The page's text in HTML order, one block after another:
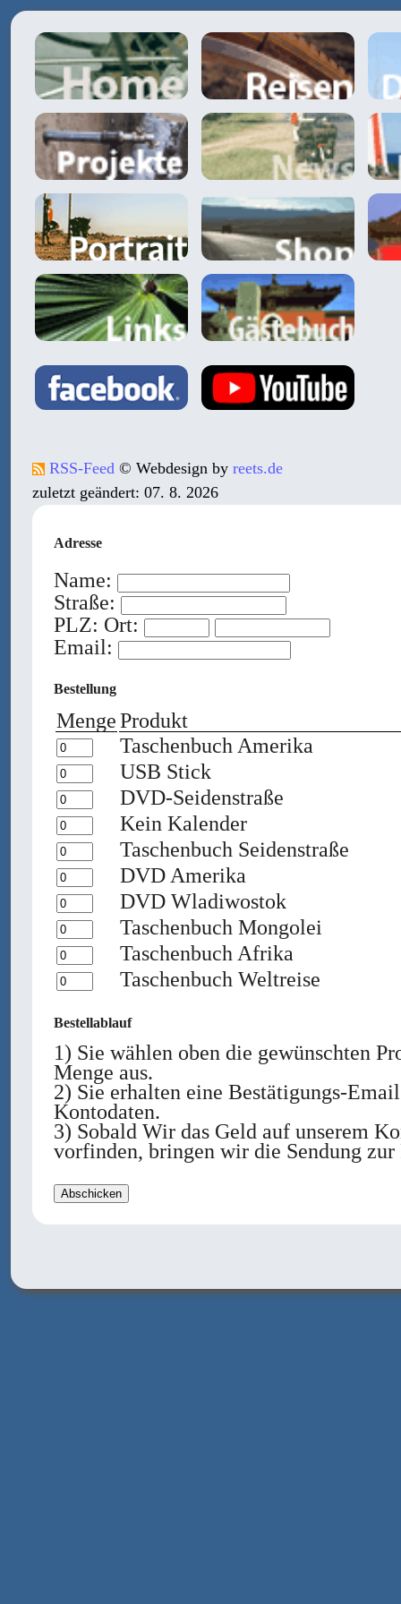
RSS-Feed © Webdesign by reets.de
zuletzt geändert: 07. 8. 2026
Adresse
Name:
Straße:
PLZ: Ort:
Email:
Bestellung
MengeProdukt
Taschenbuch Amerika
USB Stick
DVD-Seidenstraße
Kein Kalender
Taschenbuch Seidenstraße
DVD Amerika
DVD Wladiwostok
Taschenbuch Mongolei
Taschenbuch Afrika
Taschenbuch Weltreise
Bestellablauf
1) Sie wählen oben die gewünschten
Menge aus.
2) Sie erhalten eine Bestätigungs-
Kontodaten.
3) Sobald Wir das Geld auf unserem
vorfinden, bringen wir die Sendung zur